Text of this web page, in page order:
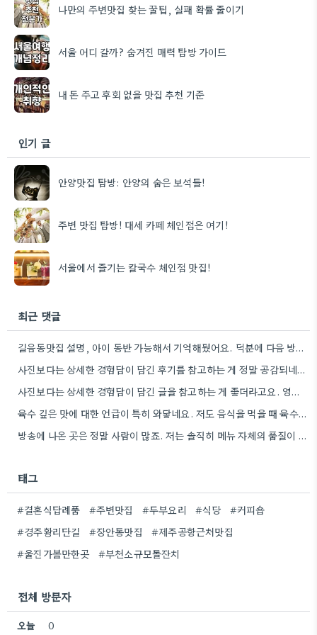
나만의 주변맛집 찾는 꿀팁, 실패 확률 줄이기
서울 어디 갈까? 숨겨진 매력 탐방 가이드
내 돈 주고 후회 없을 맛집 추천 기준
인기 글
안양맛집 탐방: 안양의 숨은 보석들!
주변 맛집 탐방! 대세 카페 체인점은 여기!
서울에서 즐기는 칼국수 체인점 맛집!
최근 댓글
길음동맛집 설명, 아이 동반 가능해서 기억해뒀어요. 덕분에 다음 방문할 때 훨씬 수월할 것 같아요.
사진보다는 상세한 경험담이 담긴 후기를 참고하는 게 정말 공감되네요. 특히 어떤 점이 좋았고 아쉬웠는지 구체적으로…
사진보다는 상세한 경험담이 담긴 글을 참고하는 게 좋더라고요. 영화 상영회 경험이 기억에 남는다는 점이 흥미롭네요.
육수 깊은 맛에 대한 언급이 특히 와닿네요. 저도 음식을 먹을 때 육수의 깊은 맛을 중요하게…
방송에 나온 곳은 정말 사람이 많죠. 저는 솔직히 메뉴 자체의 품질이 더 중요하다고 생각해요.
태그
#결혼식답례품 #주변맛집 #두부요리 #식당
#커피숍
#경주황리단길
#장안동맛집
#제주공항근처맛집
#울진가볼만한곳
#부천소규모돌잔치
전체 방문자
오늘 0